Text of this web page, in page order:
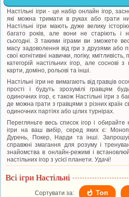
Настільні ігри - це набір онлайн ігор,
які можна тримати в руках або грати
Настільні ігри мають дуже велику
багато років, але вони не старіють і
сьогодні. З такими іграми ви зможете
масу задоволення від гри з друзями або
свої когнітивні навички, логіку,
категорій настільних ігор, але соснові
карти, доміно, рольові та інші.
Настільні ігри не вимагають від гравців
прості і будуть зрозумілі гравцям
одиночних ігор, є також Настільні ігри з
де можна грати з гравцями з різних країн
одиночних партіях або цілих турнірах.
Перегляньте весь список ігор і обирайте
ігри на ваш вибір, серед яких є:
Дурень, Покер, Нарди та інші.
справжні змагання для розуму і
знайомства в онлайн-режимі і
настільних ігор з усієї планети. Удачі!
Всі ігри Настільні
Сортувати за: Топ